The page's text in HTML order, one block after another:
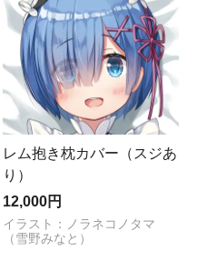
レム抱き枕カバー（スジあ
り）
12,000円
イラスト：ノラネコノタマ
（雪野みなと）